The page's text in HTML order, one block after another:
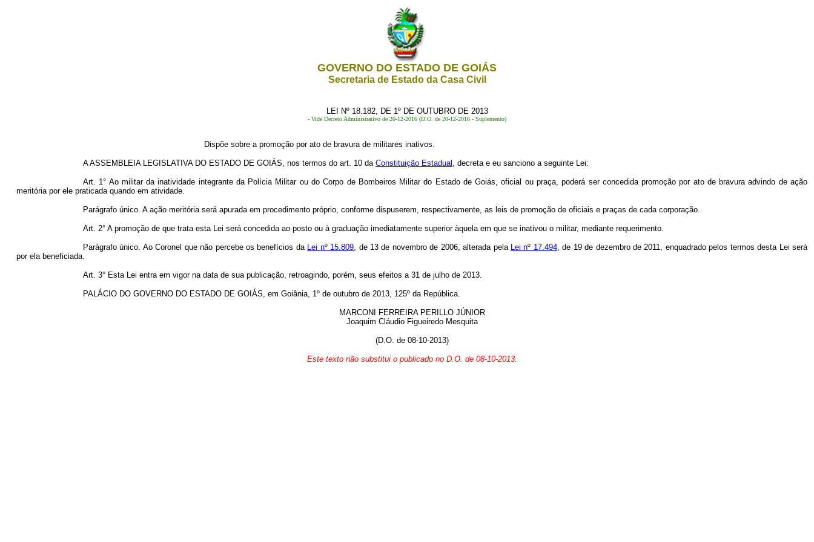
GOVERNO DO ESTADO DE GOIÁS
Secretaria de Estado da Casa Civil
LEI Nº 18.182, DE 1º DE OUTUBRO DE 2013
- Vide Decreto Administrativo de 20-12-2016 (D.O. de 20-12-2016 - Suplemento)
Dispõe sobre a promoção por ato de bravura de militares inativos.
A ASSEMBLEIA LEGISLATIVA DO ESTADO DE GOIÁS, nos termos do art. 10 da Constituição Estadual , decreta e eu sanciono a seguinte Lei:
Art. 1° Ao militar da inatividade integrante da Polícia Militar ou do Corpo de Bombeiros Militar do Estado de Goiás, oficial ou praça, poderá ser concedida promoção por ato de bravura advindo de ação
meritória por ele praticada quando em atividade.
Parágrafo único. A ação meritória será apurada em procedimento próprio, conforme dispuserem, respectivamente, as leis de promoção de oficiais e praças de cada corporação.
Art. 2° A promoção de que trata esta Lei será concedida ao posto ou à graduação imediatamente superior àquela em que se inativou o militar, mediante requerimento.
Parágrafo único. Ao Coronel que não percebe os benefícios da Lei nº 15.809, de 13 de novembro de 2006, alterada pela Lei nº 17.494, de 19 de dezembro de 2011, enquadrado pelos termos desta Lei será
por ela beneficiada.
Art. 3° Esta Lei entra em vigor na data de sua publicação, retroagindo, porém, seus efeitos a 31 de julho de 2013.
PALÁCIO DO GOVERNO DO ESTADO DE GOIÁS, em Goiânia, 1º de outubro de 2013, 125º da República.
MARCONI FERREIRA PERILLO JÚNIOR
Joaquim Cláudio Figueiredo Mesquita
(D.O. de 08-10-2013)
Este texto não substitui o publicado no D.O. de 08-10-2013.